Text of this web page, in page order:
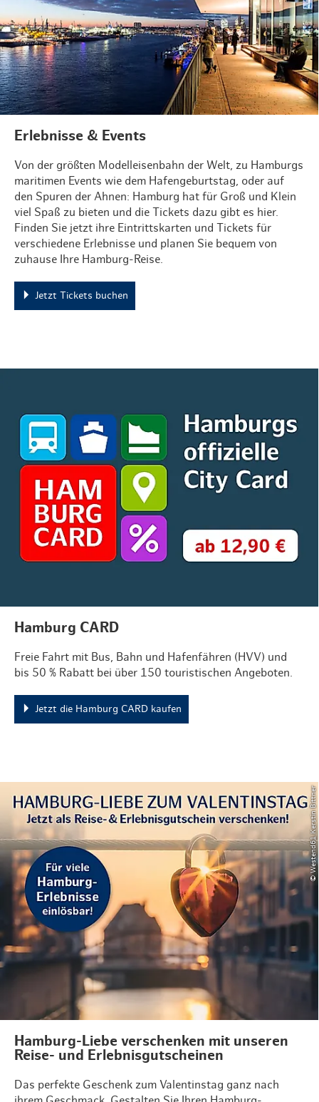
Erlebnisse & Events
Von der größten Modelleisenbahn der Welt, zu Hamburgs
maritimen Events wie dem Hafengeburtstag, oder auf
den Spuren der Ahnen: Hamburg hat für Groß und Klein
viel Spaß zu bieten und die Tickets dazu gibt es hier.
Finden Sie jetzt ihre Eintrittskarten und Tickets für
verschiedene Erlebnisse und planen Sie bequem von
zuhause Ihre Hamburg-Reise.
Jetzt Tickets buchen
Hamburg CARD
Freie Fahrt mit Bus, Bahn und Hafenfähren (HVV) und
bis 50 % Rabatt bei über 150 touristischen Angeboten.
Jetzt die Hamburg CARD kaufen
© Westend61 Kerstin Bittner
Hamburg-Liebe verschenken mit unseren
Reise- und Erlebnisgutscheinen
Das perfekte Geschenk zum Valentinstag ganz nach